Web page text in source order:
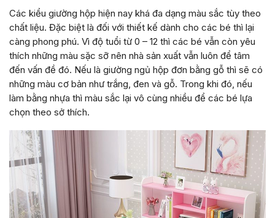
Các kiểu giường hộp hiện nay khá đa dạng màu sắc tùy theo
chất liệu. Đặc biệt là đối với thiết kế dành cho các bé thì lại
càng phong phú. Vì độ tuổi từ 0 – 12 thì các bé vẫn còn yêu
thích những màu sặc sỡ nên nhà sản xuất vẫn luôn để tâm
đến vấn đề đó. Nếu là giường ngủ hộp đơn bằng gỗ thì sẽ có
những màu cơ bản như trắng, đen và gỗ. Trong khi đó, nếu
làm bằng nhựa thì màu sắc lại vô cùng nhiều để các bé lựa
chọn theo sở thích.